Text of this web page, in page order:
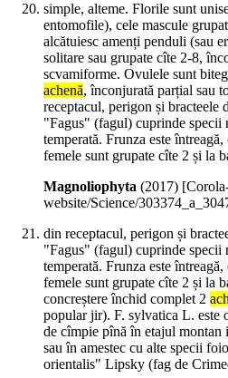
simple, alteme. Florile sunt
entomofile), cele mascule
alcătuiesc amenți penduli (sau
solitare sau grupate cîte 2-8,
scvamiforme. Ovulele sunt
achenă, înconjurată parțial sau
receptacul, perigon și bracteele
"Fagus" (fagul) cuprinde specii
temperată. Frunza este
femele sunt grupate cîte 2 și la
Magnoliophyta (2017)
website/Science/
din receptacul, perigon și
"Fagus" (fagul) cuprinde specii
temperată. Frunza este
femele sunt grupate cîte 2 și la
concreștere închid complet 2
popular jir). F. sylvatica L. este
de cîmpie pînă în etajul
sau în amestec cu alte specii
orientalis" Lipsky (fag de